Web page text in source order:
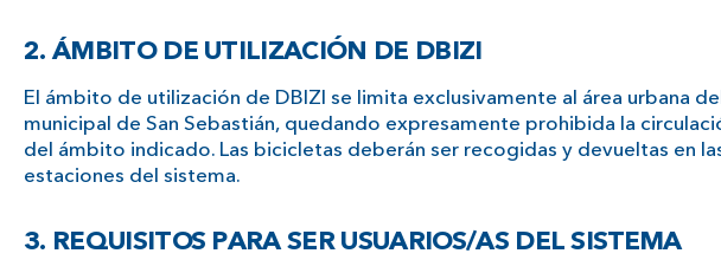
2. ÁMBITO DE UTILIZACIÓN DE DBIZI
El ámbito de utilización de DBIZI se limita exclusivamente al área urbana
municipal de San Sebastián, quedando expresamente prohibida la
del ámbito indicado. Las bicicletas deberán ser recogidas y devueltas en
estaciones del sistema.
3. REQUISITOS PARA SER USUARIOS/AS DEL SISTEMA